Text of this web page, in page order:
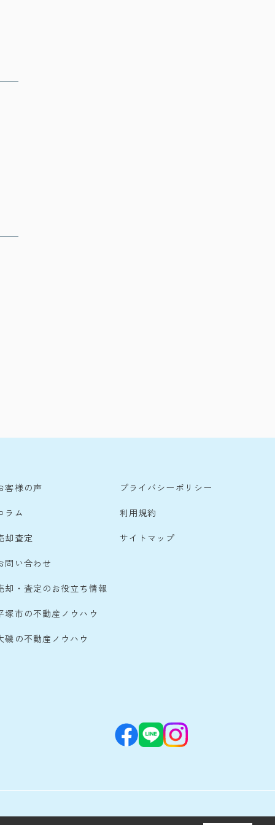
客様の声
ラム
却査定
問い合わせ
却・査定のお役立ち情報
塚市の不動産ノウハウ
磯の不動産ノウハウ
プライバシーポリシー
利用規約
サイトマップ